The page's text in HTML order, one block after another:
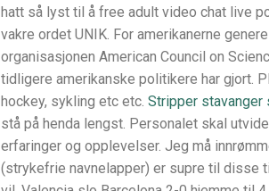
hatt så lyst til å free adult video chat live
vakre ordet UNIK. For amerikanerne
organisasjonen American Council on
tidligere amerikanske politikere har gjort.
hockey, sykling etc etc. Stripper
stå på henda lengst. Personalet skal
erfaringer og opplevelser. Jeg må
(strykefrie navnelapper) er supre til disse